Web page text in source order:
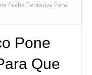
Fecha Tentativa Para
Pone
Que